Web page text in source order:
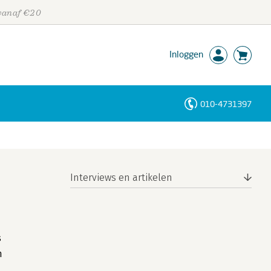
€20
Inloggen
010-4731397
Interviews en artikelen
Personen